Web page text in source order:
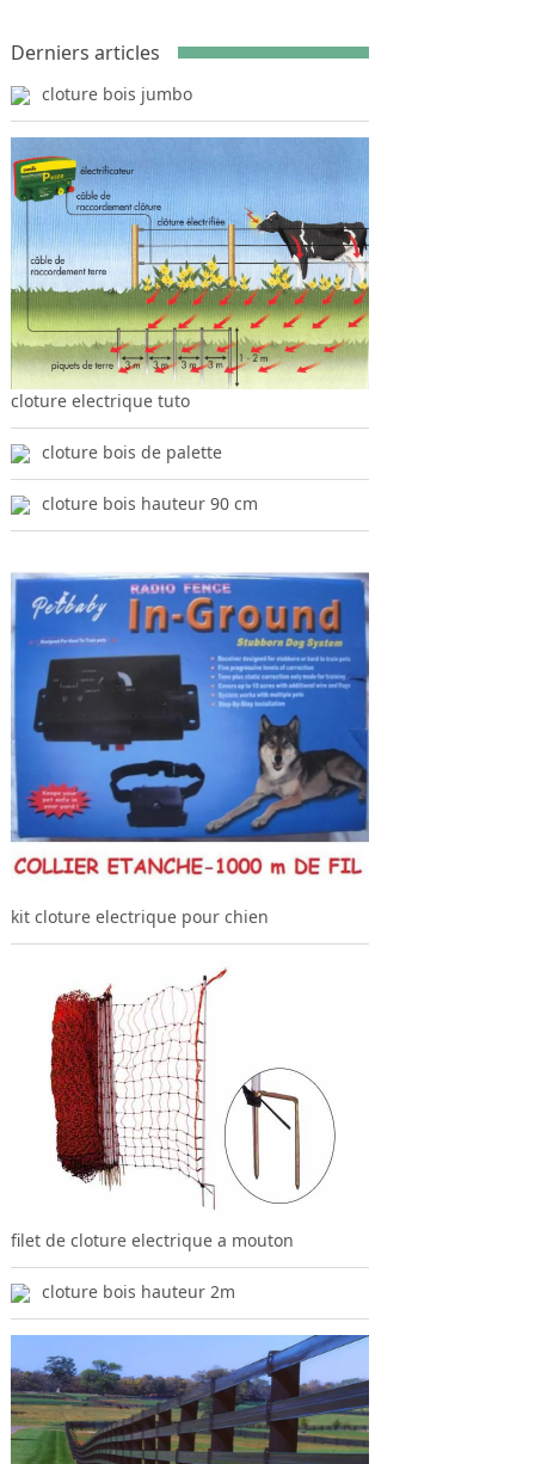
Derniers articles
cloture bois jumbo
cloture electrique tuto
cloture bois de palette
cloture bois hauteur 90 cm
kit cloture electrique pour chien
filet de cloture electrique a mouton
cloture bois hauteur 2m